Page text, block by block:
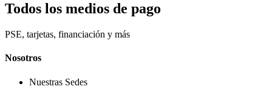
Todos los medios de pago
PSE, tarjetas, financiación y más
Nosotros
Nuestras Sedes